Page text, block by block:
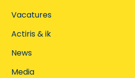
Vacatures
Actiris & ik
News
Media